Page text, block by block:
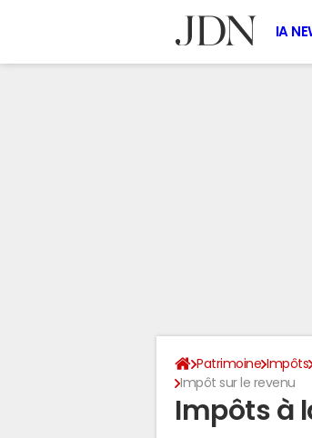
IA
Patrimoine Impôts
Impôt sur le revenu
Impôts à